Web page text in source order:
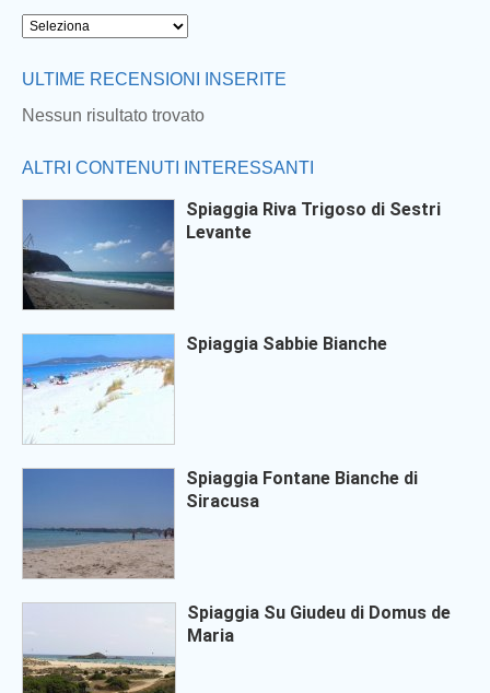
ULTIME RECENSIONI INSERITE
Nessun risultato trovato
ALTRI CONTENUTI INTERESSANTI
Spiaggia Riva Trigoso di Sestri
Levante
Spiaggia Sabbie Bianche
Spiaggia Fontane Bianche di
Siracusa
Spiaggia Su Giudeu di Domus de
Maria